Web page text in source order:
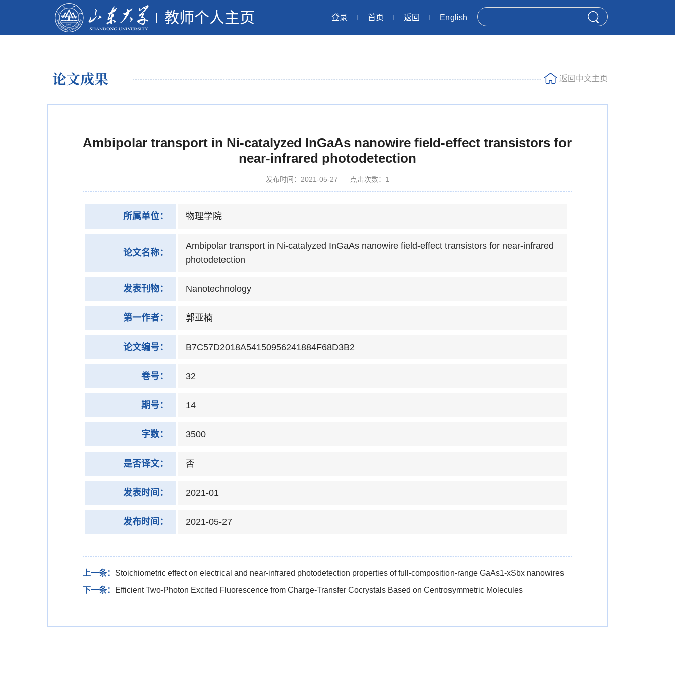
教师个人主页 登录 首页 返回 English
论文成果 返回中文主页
Ambipolar transport in Ni-catalyzed InGaAs nanowire field-effect transistors for
near-infrared photodetection
发布时间：2021-05-27 点击次数： 1
所属单位： 物理学院
论文名称：
Ambipolar transport in Ni-catalyzed InGaAs nanowire field-effect transistors for near-infrared
photodetection
发表刊物： Nanotechnology
第一作者： 郭亚楠
论文编号： B7C57D2018A54150956241884F68D3B2
卷号： 32
期号： 14
字数： 3500
是否译文： 否
发表时间： 2021-01
发布时间： 2021-05-27
上一条： Stoichiometric effect on electrical and near-infrared photodetection properties of full-composition-range GaAs1-xSbx nanowires
下一条：
Efficient Two-Photon Excited Fluorescence from Charge-Transfer Cocrystals Based on Centrosymmetric Molecules